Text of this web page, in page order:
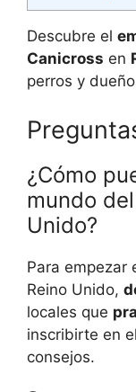
Descubre el
Canicross en
perros y
¿Cómo
mundo
Unido?
Para empezar
Reino Unido,
locales que
inscribirte en
consejos.